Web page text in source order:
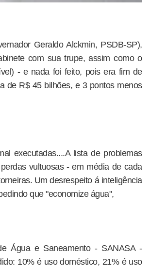
Geraldo Alckmin, PSDB-SP),
com sua trupe, assim como o
- e nada foi feito, pois era fim de
de R$ 45 bilhões, e 3 pontos menos
executadas....A lista de problemas
vultuosas - em média de cada
Um desrespeito á inteligência
que "economize água",
Água e Saneamento - SANASA -
10% é uso doméstico, 21% é uso